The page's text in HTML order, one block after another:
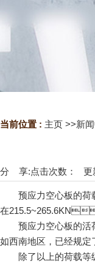
当前位置 : 主页 >>新
点击次数： 更
分 享:
预应力空心板的荷载
在
预应力空心板的活荷
如西南地区，已经
除了以上的荷载等级之